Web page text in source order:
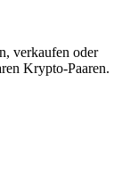
verkaufen oder
Krypto-Paaren.